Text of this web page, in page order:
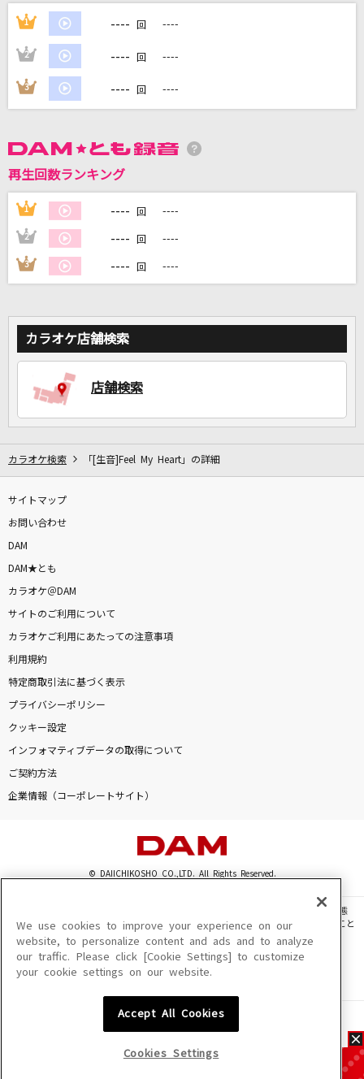
カラオケをもっと楽しもう！
自宅でカラオケ歌い放題！
家族や友達と一緒に！練習にも！
1 ---- 回 ----
2 ---- 回 ----
3 ---- 回 ----
再生回数ランキング
1 ---- 回 ----
2 ---- 回 ----
3 ---- 回 ----
カラオケ店舗検索
店舗検索
カラオケ検索 「[生音]Feel My Heart」の詳細
サイトマップ
お問い合わせ
DAM
DAM★とも
カラオケ＠DAM
サイトのご利用について
カラオケご利用にあたっての注意事項
利用規約
特定商取引法に基づく表示
プライバシーポリシー
クッキー設定
インフォマティブデータの取得について
ご契約方法
企業情報（コーポレートサイト）
© DAIICHIKOSHO CO.,LTD. All Rights Reserved.
このサイトに掲載されている一切の文章・画像・写真・動画・音声等を、手段や形態
を問わず、著作権法の定める範囲を超えて無断で複製、転載、ファイル化などすること
を禁じます。
楽曲及びコンテンツは、機種によりご利用いただけない場合があります。
楽曲及びコンテンツの配信日、配信内容が変更になる場合があります。
We use cookies to improve your experience on our
website, to personalize content and ads and to analyze
our traffic. Please click [Cookie Settings] to customize
your cookie settings on our website.
Accept All Cookies
Cookies Settings